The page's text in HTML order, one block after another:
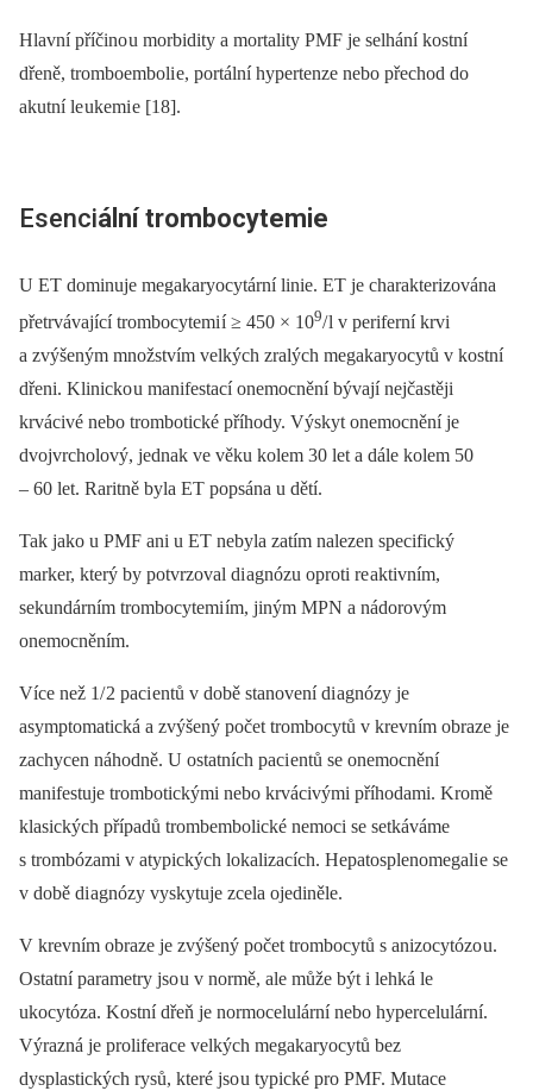
Hlavní příčino u morbidity a mortality PMF je selhání kostní
dřeně, tromboemboli e, portální hypertenze nebo přechod do
akutní le ukemi e [18].
Esenciální trombocytemie
U ET dominuje megakaryocytární linie. ET je charakterizována
přetrvávající trombocytemi í ≥ 450 × 109/ l v periferní krvi
a zvýšeným množstvím velkých zralých megakaryocytů v kostní
dřeni. Klinicko u manifestací onemocnění bývají nejčastěji
krvácivé nebo trombotické příhody. Výskyt onemocnění je
dvojvrcholový, jednak ve věku kolem 30 let a dále kolem 50
–⁠ 60 let. Raritně byla ET popsána u dětí.
Tak jako u PMF ani u ET nebyla zatím nalezen specifický
marker, který by potvrzoval di agnózu oproti re aktivním,
sekundárním trombocytemi ím, jiným MPN a nádorovým
onemocněním.
Více než 1/ 2 paci entů v době stanovení di agnózy je
asymptomatická a zvýšený počet trombocytů v krevním obraze je
zachycen náhodně. U ostatních paci entů se onemocnění
manifestuje trombotickými nebo krvácivými příhodami. Kromě
klasických případů trombembolické nemoci se setkáváme
s trombózami v atypických lokalizacích. Hepatosplenomegali e se
v době di agnózy vyskytuje zcela ojediněle.
V krevním obraze je zvýšený počet trombocytů s anizocytózo u.
Ostatní parametry jso u v normě, ale může být i lehká le
ukocytóza. Kostní dřeň je normocelulární nebo hypercelulární.
Výrazná je proliferace velkých megakaryocytů bez
dysplastických rysů, které jso u typické pro PMF. Mutace